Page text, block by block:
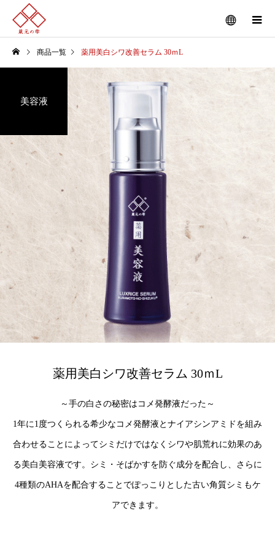
商品一覧 薬用美白シワ改善セラム 30ｍL
美容液
薬用美白シワ改善セラム 30ｍL
～手の白さの秘密はコメ発酵液だった～
1年に1度つくられる希少なコメ発酵液とナイアシンアミドを組み
合わせることによってシミだけではなくシワや肌荒れに効果のあ
る美白美容液です。シミ・そばかすを防ぐ成分を配合し、さらに
4種類のAHAを配合することでぽっこりとした古い角質シミもケ
アできます。